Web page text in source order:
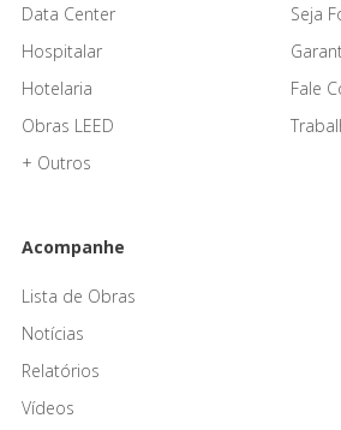
Data Center
Hospitalar
Hotelaria
Obras LEED
+ Outros
Seja
Fale
Acompanhe
Lista de Obras
Notícias
Relatórios
Vídeos